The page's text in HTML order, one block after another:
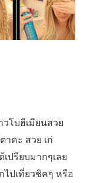
โบฮีเมียนสวย
คะ สวย เก่
ปรียบมากๆเลย
ไปเที่ยวชิคๆ หรือ